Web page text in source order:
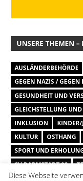
UNSERE THEMEN –
AUSLÄNDERBEHÖRDE
GEGEN NAZIS / GEGEN
GESUNDHEIT UND
GLEICHSTELLUNG UND
INKLUSION
KINDER/
KULTUR
OSTHANG
SPORT UND
SV DARMSTADT 98
UMWELT UND KLIMA